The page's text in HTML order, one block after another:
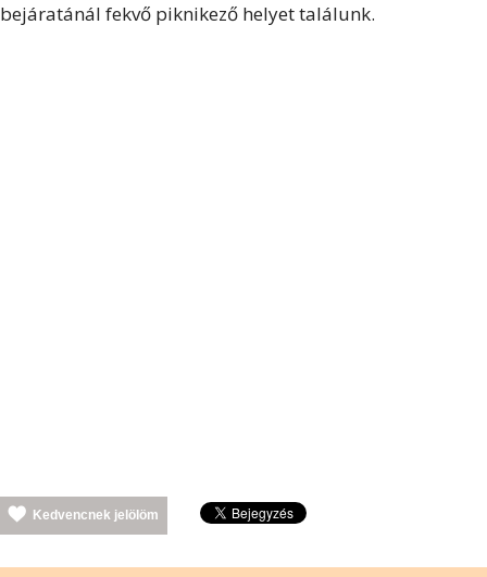
bejáratánál fekvő piknikező helyet találunk.
Kedvencnek jelölöm